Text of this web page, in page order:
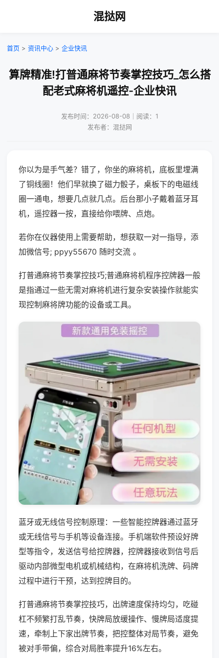
混挞网
首页 > 资讯中心 > 企业快讯
算牌精准!打普通麻将节奏掌控技巧_怎么搭
配老式麻将机遥控-企业快讯
发布时间：2026-08-08｜阅读：1
发布者：混挞网
你以为是手气差？错了，你坐的麻将机，底板里埋满
了铜线圈！他们早就换了磁力骰子，桌板下的电磁线
圈一通电，想要几点就几点。后台那小子戴着蓝牙耳
机，遥控器一按，直接给你喂牌、点炮。
若你在仪器使用上需要帮助，想获取一对一指导，添
加微信号; ppyy55670 随时交流 。
打普通麻将节奏掌控技巧;普通麻将机程序控牌器一般
是指通过一些无需对麻将机进行复杂安装操作就能实
现控制麻将牌功能的设备或工具。
蓝牙或无线信号控制原理：一些智能控牌器通过蓝牙
或无线信号与手机等设备连接。手机端软件预设好牌
型等指令，发送信号给控牌器，控牌器接收到信号后
驱动内部微型电机或机械结构，在麻将机洗牌、码牌
过程中进行干预，达到控牌目的。
打普通麻将节奏掌控技巧，出牌速度保持均匀，吃碰
杠不频繁打乱节奏，快牌局放缓操作、慢牌局适度提
速，牵制上下家出牌节奏，把控整体对局节奏，避免
被对手带偏，综合对局胜率提升16%左右。